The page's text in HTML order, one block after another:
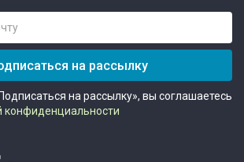
на рассылку
на рассылку», вы соглашаетесь
конфиденциальности